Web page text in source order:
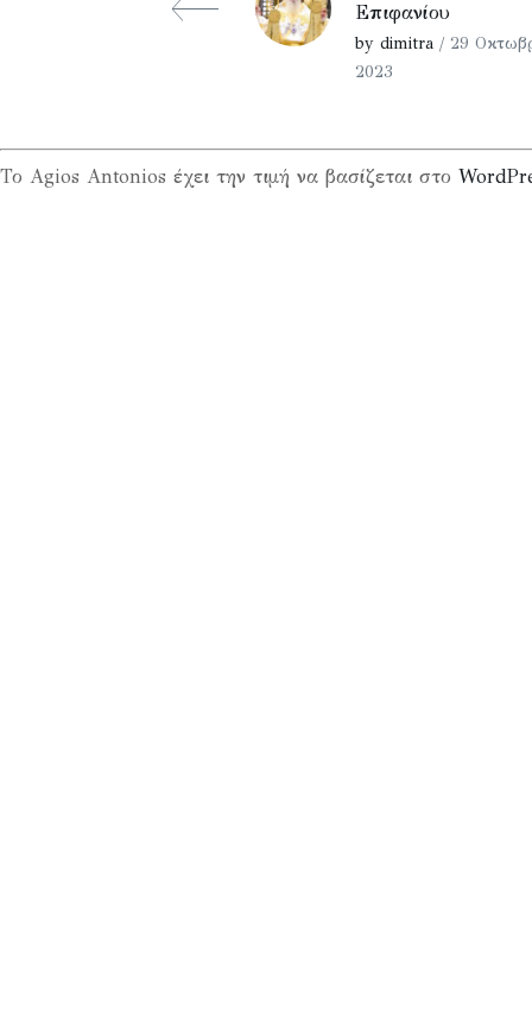
Επιφανίου
by dimitra / 29
2023
Το Agios Antonios έχει την τιμή να βασίζεται στο